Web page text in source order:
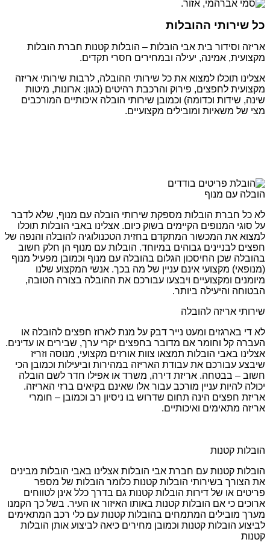
כל שירותי ההובלות
אריזה וסידור בית אבי הובלות – הובלות קטנות חברת הובלות
מקצועית, אמינה, יעילה ובמחירים חסרי תקדים.
אצלינו תוכלו למצוא את כל שירותי ההובלה, לרבות שירותי אריזה
מקצועית לחפצים, פירוק והרכבת רהיטים (כגון: ארונות, מיטות
שינה, שידות וכדומה) וכמובן שירותי הובלה איכותיים המורכבים
מצי של משאיות ומובילים מקצועיים.
הובלה עם מנוף
לא כל חברת הובלות מספקת שירותי הובלה עם מנוף, שלא לדבר
על סוגי המנופים הקיימים בשוק כיום. אצלינו באבי הובלות תוכלו
למצוא את המכשור המתקדם בחזית הטכנולוגיה להובלה והנפה של
חפצים לבניינים גבוהים במיוחד. הובלות עם מנוף הן חלק חשוב
בהובלה שכן החיסכון הגלום בהובלה עם מנוף וכמובן מפעיל מנוף
(מנופאי) מקצועי אינם עניין של מה בכך. אנשי המקצוע שלנו
מיומנים ומקצועיים ויבצעו עבורכם את ההובלה בצורה הטובה,
הבטוחה והיעילה ביותר.
שירותי אריזה להובלה
לא די בארגזים ומעט נייר דבק על מנת לארוז חפצים להובלה או
העברה קל וחומר אם מדובר בחפצים יקרי ערך, שבירים או עדינים.
אצלינו באבי הובלות תמצאו צוות אורזים מקצועי, מנוסה וזריז
שיבצע עבורכם את עבודת האריזה במהירות וביעילות וכמובן הכי
חשוב – בבטחה. אריזת דירה, משרד או אפילו חדר לשם הובלה
יכולה להיות עניין מורכב עבור אלו שאינם בקיאים ברזי האריזה.
אריזת חפצים הינה תחום שדרוש בו ניסיון רב וכמובן – חומרי
אריזה מתאימים ואיכותיים.
הובלות קטנות
הובלות קטנות עם חברת אבי הובלות אצלינו באבי הובלות מבינים
את הצורך בשירותי הובלות קטנות כלומר הובלות של מספר
פריטים או של דירות הובלות קטנות גם בדרך כלל אינן לטווחים
ארוכים כי אם הובלות קטנות באותו האיזור או העיר. בשל כך הקמנו
מערך מובילים המתמחים בהובלות קטנות עם כלי רכב המתאימים
לביצוע הובלות קטנות וכמובן מחירים כיאה לביצוע אותן הובלות
קטנות